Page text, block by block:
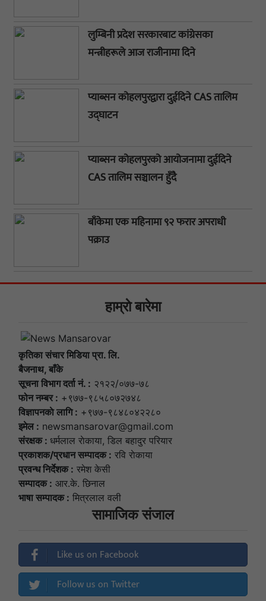
लुम्बिनी प्रदेश सरकारबाट कांग्रेसका
मन्त्रीहरूले आज राजीनामा दिने
प्याब्सन कोहलपुरद्वारा दुईदिने CAS तालिम
उद्घाटन
प्याब्सन कोहलपुरको आयोजनामा दुईदिने
CAS तालिम सञ्चालन हुँदै
बाँकेमा एक महिनामा ९२ फरार अपराधी
पक्राउ
हाम्राे बारेमा
कृतिका संचार मिडिया प्रा. लि.
बैजनाथ, बाँके
सूचना विभाग दर्ता नं. : २१२२/०७७-७८
फोन नम्बर : +९७७-९८५८०७२७४८
विज्ञापनकाे लागि : +९७७-९८४८०४२२८०
इमेल : newsmansarovar@gmail.com
संरक्षक : धर्मलाल राेकाया, डिल बहादुर परियार
प्रकाशक/प्रधान सम्पादक : रवि राेकाया
प्रवन्ध निर्देशक : रमेश केसी
सम्पादक : आर.के. छिनाल
भाषा सम्पादक : मित्रलाल वली
सामाजिक संजाल
Like us on Facebook
Follow us on Twitter